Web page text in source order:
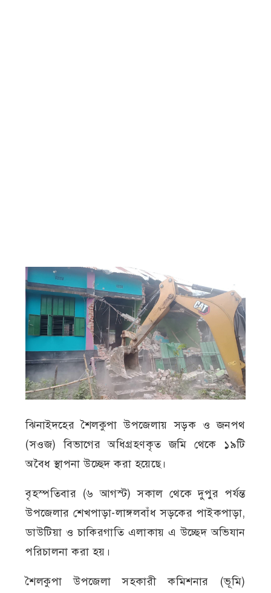
ঝিনাইদহের শৈলকুপা উপজেলায় সড়ক ও জনপথ
(সওজ) বিভাগের অধিগ্রহণকৃত জমি থেকে ১৯টি
অবৈধ স্থাপনা উচ্ছেদ করা হয়েছে।
বৃহস্পতিবার (৬ আগস্ট) সকাল থেকে দুপুর পর্যন্ত
উপজেলার শেখপাড়া-লাঙ্গলবাঁধ সড়কের পাইকপাড়া,
ডাউটিয়া ও চাকিরগাতি এলাকায় এ উচ্ছেদ অভিযান
পরিচালনা করা হয়।
শৈলকুপা উপজেলা সহকারী কমিশনার (ভূমি)